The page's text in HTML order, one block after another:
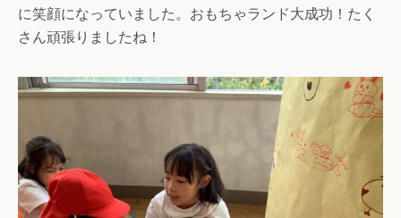
に笑顔になっていました。おもちゃランド大成功！たく
さん頑張りましたね！